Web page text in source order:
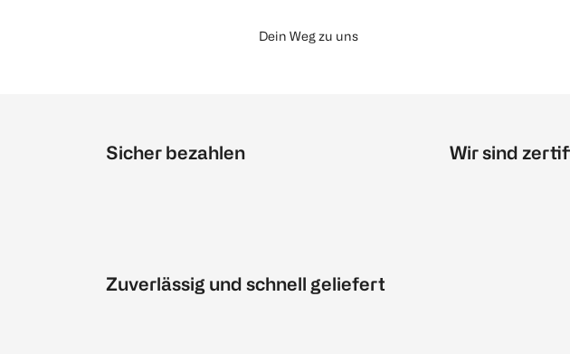
Dein Weg zu uns
Sicher bezahlen
Zuverlässig und schnell geliefert
Wir sind